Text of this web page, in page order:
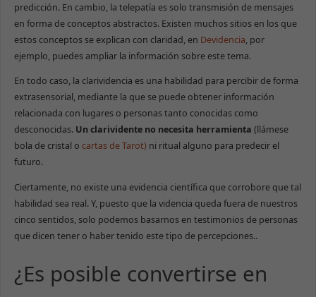
predicción. En cambio, la telepatía es solo transmisión de mensajes
en forma de conceptos abstractos. Existen muchos sitios en los que
estos conceptos se explican con claridad, en Devidencia, por
ejemplo, puedes ampliar la información sobre este tema.
En todo caso, la clarividencia es una habilidad para percibir de forma
extrasensorial, mediante la que se puede obtener información
relacionada con lugares o personas tanto conocidas como
desconocidas. Un clarividente no necesita herramienta (llámese
bola de cristal o cartas de Tarot) ni ritual alguno para predecir el
futuro.
Ciertamente, no existe una evidencia científica que corrobore que tal
habilidad sea real. Y, puesto que la videncia queda fuera de nuestros
cinco sentidos, solo podemos basarnos en testimonios de personas
que dicen tener o haber tenido este tipo de percepciones..
¿Es posible convertirse en